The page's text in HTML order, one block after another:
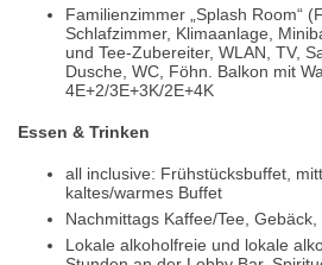
Familienzimmer „Splash Room“
Schlafzimmer, Klimaanlage,
und Tee-Zubereiter, WLAN, TV,
Dusche, WC, Föhn. Balkon mit
4E+2/3E+3K/2E+4K
Essen & Trinken
all inclusive: Frühstücksbuffet,
kaltes/warmes Buffet
Nachmittags Kaffee/Tee,
Lokale alkoholfreie und lokale